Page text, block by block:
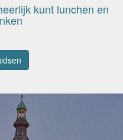
kunt lunchen en